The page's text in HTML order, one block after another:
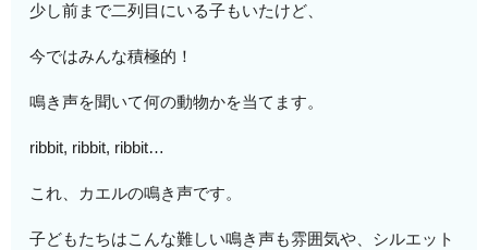
少し前まで二列目にいる子もいたけど、
今ではみんな積極的！
鳴き声を聞いて何の動物かを当てます。
ribbit, ribbit, ribbit…
これ、カエルの鳴き声です。
子どもたちはこんな難しい鳴き声も雰囲気や、シルエット